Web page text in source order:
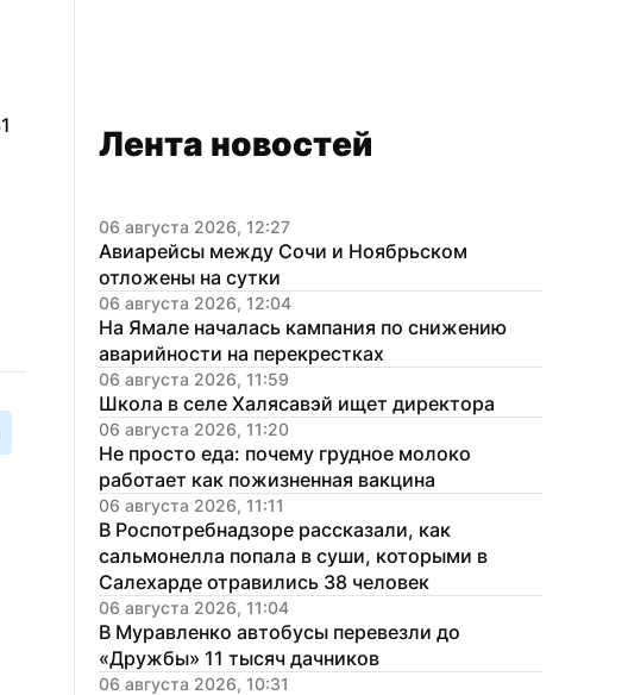
Лента новостей
06 августа 2026, 12:27
Авиарейсы между Сочи и Ноябрьском
отложены на сутки
06 августа 2026, 12:04
На Ямале началась кампания по снижению
аварийности на перекрестках
06 августа 2026, 11:59
Школа в селе Халясавэй ищет директора
06 августа 2026, 11:20
Не просто еда: почему грудное молоко
работает как пожизненная вакцина
06 августа 2026, 11:11
В Роспотребнадзоре рассказали, как
сальмонелла попала в суши, которыми в
Салехарде отравились 38 человек
06 августа 2026, 11:04
В Муравленко автобусы перевезли до
«Дружбы» 11 тысяч дачников
06 августа 2026, 10:31